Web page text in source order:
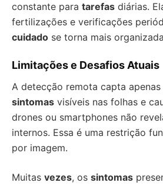
constante para tarefas diárias.
fertilizações e verificações
cuidado se torna mais
Limitações e Desafios Atuais
A detecção remota capta
sintomas visíveis nas folhas e
drones ou smartphones não
internos. Essa é uma restrição
por imagem.
Muitas vezes, os sintomas